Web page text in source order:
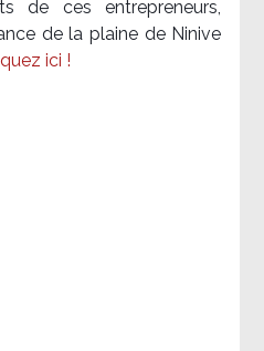
de ces entrepreneurs,
de la plaine de Ninive
ici !